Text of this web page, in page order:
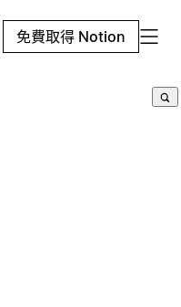
免費取得 Notion